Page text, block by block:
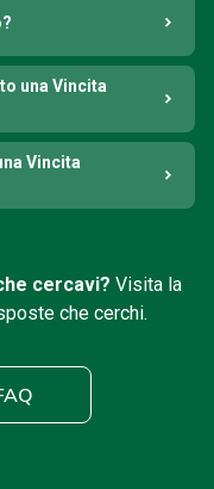
una Vincita
Vincita
cercavi? Visita la
che cerchi.